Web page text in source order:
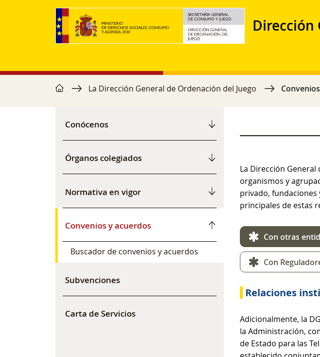
Pasar al contenido principal
Dirección
Ruta de navegación
home La Dirección General de Ordenación del Juego
Conócenos
Órganos colegiados
Normativa en vigor
Convenios y acuerdos
Buscador de convenios y acuerdos
Subvenciones
Carta de Servicios
La Dirección General
organismos y
privado, fundaciones
principales de estas
Con otras
Con
Relaciones
Adicionalmente, la
la Administración,
de Estado para las